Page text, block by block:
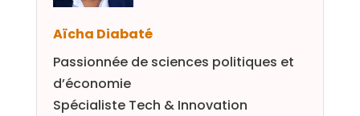
Aïcha Diabaté
Passionnée de sciences politiques et
d’économie
Spécialiste Tech & Innovation